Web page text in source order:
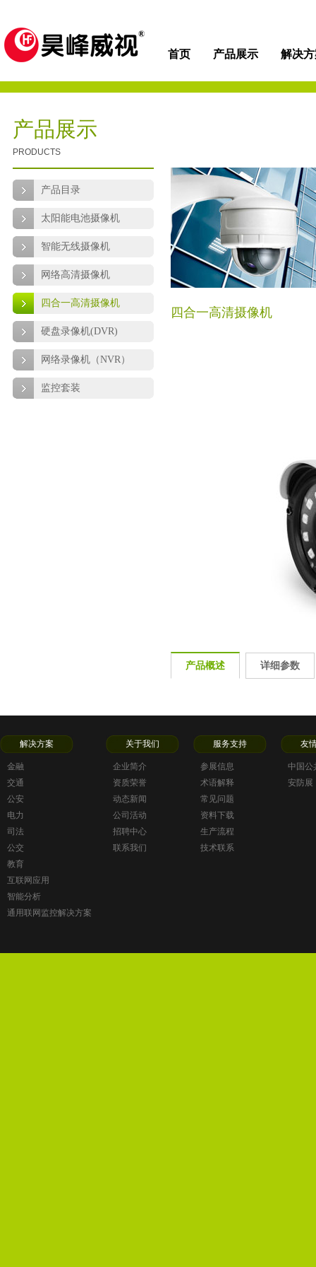
首页 产品展示 解决
产品展示
PRODUCTS
产品目录
太阳能电池摄像机
智能无线摄像机
网络高清摄像机
四合一高清摄像机
硬盘录像机(DVR)
网络录像机（NVR）
监控套装
四合一高清摄像机
产品概述 详细参数
解决方案 关于我们 服务支持 友
金融
交通
公安
电力
司法
公交
教育
互联网应用
智能分析
通用联网监控解决方案
企业简介
资质荣誉
动态新闻
公司活动
招聘中心
联系我们
参展信息
术语解释
常见问题
资料下载
生产流程
技术联系
中国公
安防展